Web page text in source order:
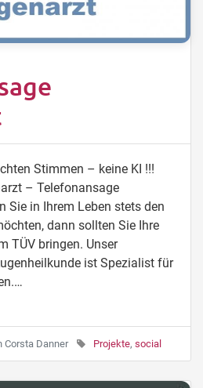
Stimmen – keine KI !!!
– Telefonansage
Sie in Ihrem Leben stets den
dann sollten Sie Ihre
TÜV bringen. Unser
ist Spezialist für
Corsta Danner Projekte, social